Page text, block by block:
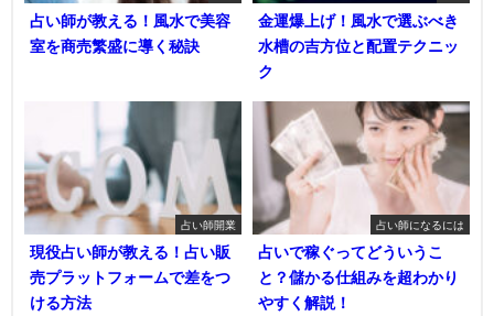
占い師が教える！風水で美容
室を商売繁盛に導く秘訣
金運爆上げ！風水で選ぶべき
水槽の吉方位と配置テクニッ
ク
占い師開業
現役占い師が教える！占い販
売プラットフォームで差をつ
ける方法
占い師になるには
占いで稼ぐってどういうこ
と？儲かる仕組みを超わかり
やすく解説！